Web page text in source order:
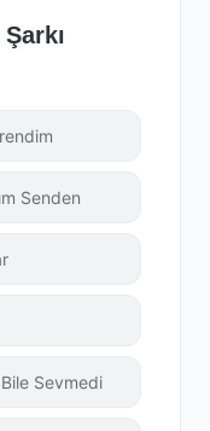
Senden
Sevmedi